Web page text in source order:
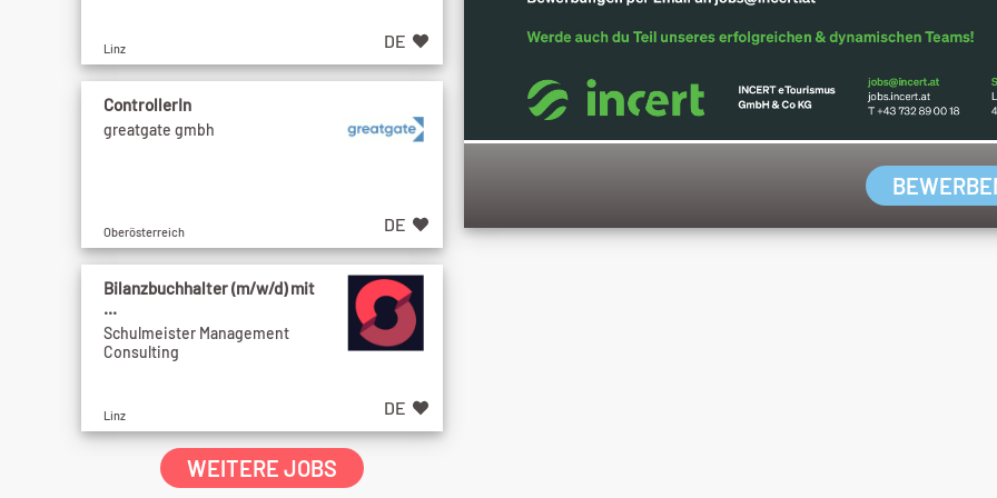
Linz DE
ControllerIn
greatgate gmbh
Oberösterreich DE
Bilanzbuchhalter (m/w/d) mit
...
Schulmeister Management
Consulting
Linz DE
WEITERE JOBS